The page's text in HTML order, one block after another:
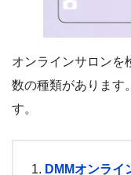
オンラインサロンを
数の種類があります
す。
DMMオンライ